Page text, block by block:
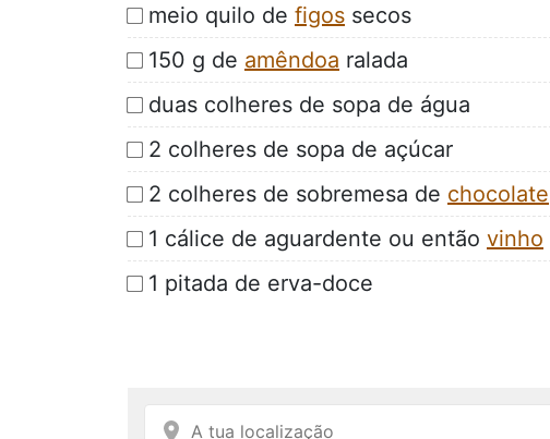
meio quilo de figos secos
150 g de amêndoa ralada
duas colheres de sopa de água
2 colheres de sopa de açúcar
2 colheres de sobremesa de chocolate
1 cálice de aguardente ou então vinho
1 pitada de erva-doce